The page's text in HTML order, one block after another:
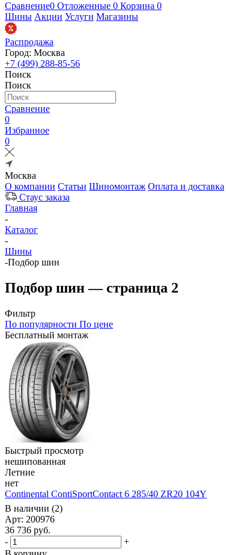
Сравнение0 Отложенные 0 Корзина 0
Шины Акции Услуги Магазины
Распродажа
Город: Москва
+7 (499) 288-85-56
Поиск
Поиск
Сравнение
0
Избранное
0
Москва
О компании Статьи Шиномонтаж Оплата и доставка
Стаус заказа
Главная
-
Каталог
-
Шины
-Подбор шин
Подбор шин — страница 2
Фильтр
По популярности По цене
Бесплатный монтаж
Быстрый просмотр
нешипованная
Летние
нет
Continental ContiSportContact 6 285/40 ZR20 104Y
В наличии (2)
Арт: 200976
36 736 руб.
-
+